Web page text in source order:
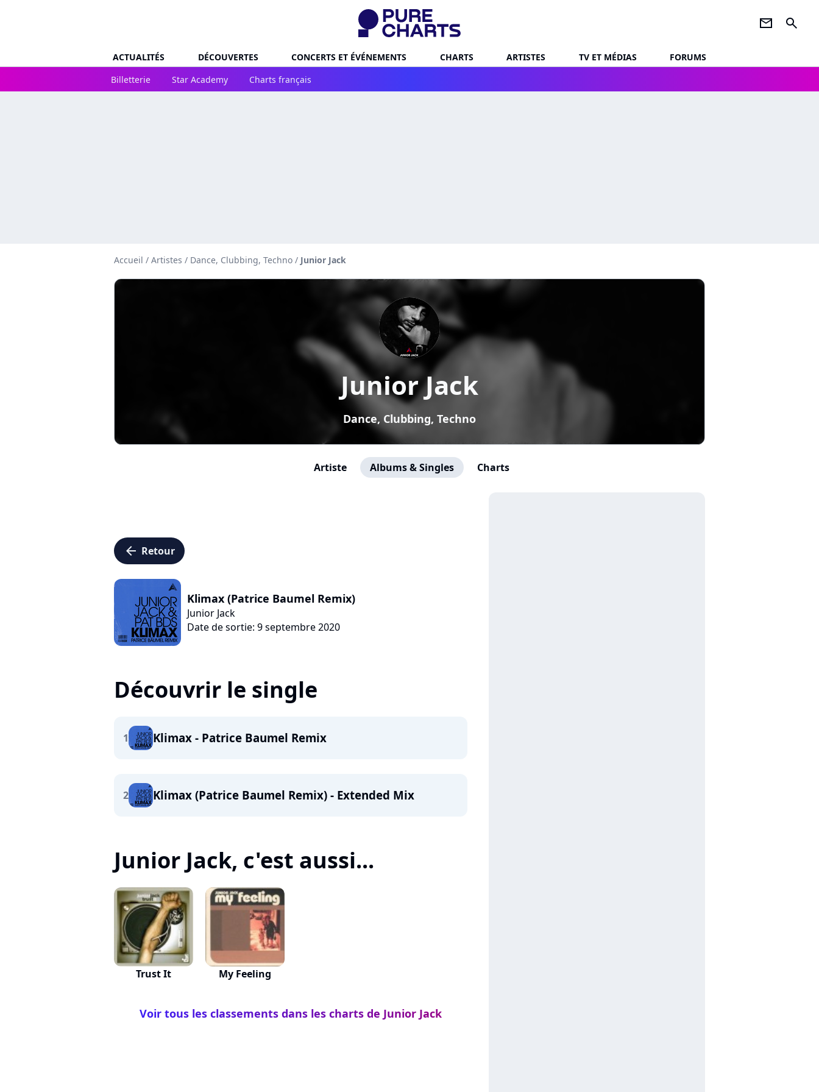
newsletter search
ACTUALITÉS DÉCOUVERTES CONCERTS ET ÉVÉNEMENTS CHARTS ARTISTES TV ET MÉDIAS
FORUMS
Billetterie
Star Academy Charts français
Accueil / Artistes / Dance, Clubbing, Techno / Junior Jack
Junior Jack
Dance, Clubbing, Techno
Artiste Albums & Singles Charts
arrow_left Retour
Klimax (Patrice Baumel Remix)
Junior Jack
Date de sortie: 9 septembre 2020
Découvrir le single
1 Klimax - Patrice Baumel Remix
2 Klimax (Patrice Baumel Remix) - Extended Mix
Junior Jack, c'est aussi...
Trust It My Feeling
Voir tous les classements dans les charts de Junior Jack